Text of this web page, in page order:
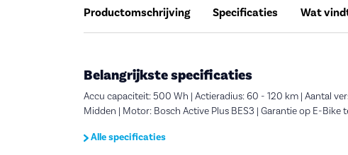
Productomschrijving Specificaties Wat
Belangrijkste specificaties
Accu capaciteit: 500 Wh | Actieradius: 60 - 120 km | Aantal
Midden | Motor: Bosch Active Plus BES3 | Garantie op E-Bike
Alle specificaties